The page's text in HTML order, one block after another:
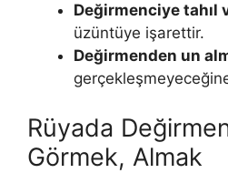
Değirmenciye tahıl
üzüntüye işarettir.
Değirmenden un
Rüyada
Görmek, Almak